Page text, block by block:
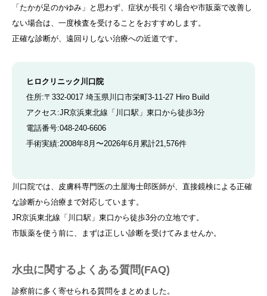
「たかが足のかゆみ」と思わず、症状が長引く場合や市販薬で改善し
ない場合は、一度検査を受けることをおすすめします。
正確な診断が、遠回りしない治療への近道です。
ヒロクリニック川口院
住所:〒332-0017 埼玉県川口市栄町3-11-27 Hiro Build
アクセス:JR京浜東北線「川口駅」東口から徒歩3分
電話番号:048-240-6606
手術実績:2008年8月〜2026年6月累計21,576件
川口院では、皮膚科専門医の土屋海士郎医師が、直接鏡検による正確
な診断から治療まで対応しています。
JR京浜東北線「川口駅」東口から徒歩3分の立地です。
市販薬を使う前に、まずは正しい診断を受けてみませんか。
水虫に関するよくある質問(FAQ)
診察前に多く寄せられる質問をまとめました。